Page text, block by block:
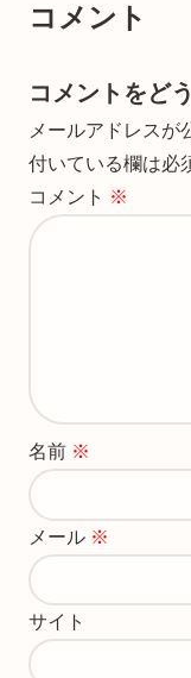
コメント
コメントをど
メールアドレスが
付いている欄は必
コメント ※
名前 ※
メール ※
サイト